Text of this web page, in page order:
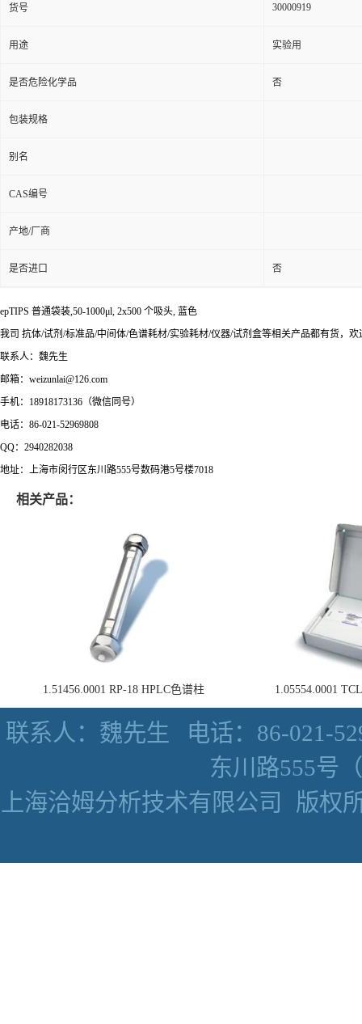
货号 30000919
用途 实验用
是否危险化学品 否
包装规格
别名
CAS编号
产地/厂商
是否进口 否
epTIPS 普通袋装,50-1000μl, 2x500 个吸头, 蓝色
我司 抗体/试剂/标准品/中间体/色谱耗材/实验耗材/仪器/试剂盒等相关产品都有货，
联系人：魏先生
邮箱：weizunlai@126.com
手机：18918173136（微信同号）
电话：86-021-52969808
QQ：2940282038
地址：上海市闵行区东川路555号数码港5号楼7018
相关产品：
1.51456.0001 RP-18 HPLC色谱柱 1.05554.0001
联系人：魏先生
电话：86-021-
东川路555号
上海洽姆分析技术有限公司
版权